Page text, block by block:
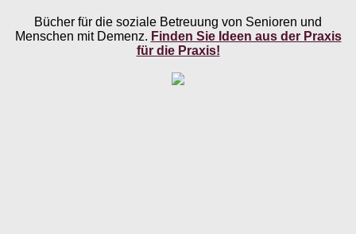
Bücher für die soziale Betreuung von Senioren und
Menschen mit Demenz. Finden Sie Ideen aus der Praxis
für die Praxis!